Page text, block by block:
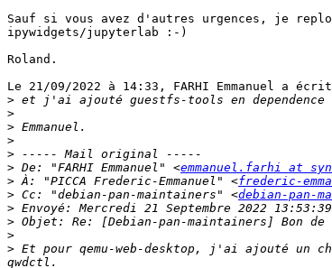
Sauf si vous avez d'autres urgences, je
ipywidgets/jupyterlab :-)
Roland.
Le 21/09/2022 à 14:33, FARHI Emmanuel a
>
>
>
>
>
> De: "FARHI Emmanuel" <emmanuel.farhi at
> À: "PICCA Frederic-Emmanuel" <frederic-
> Cc: "debian-pan-maintainers" <debian-pan-
>
>
>
> Et pour qemu-web-desktop, j'ai ajouté un